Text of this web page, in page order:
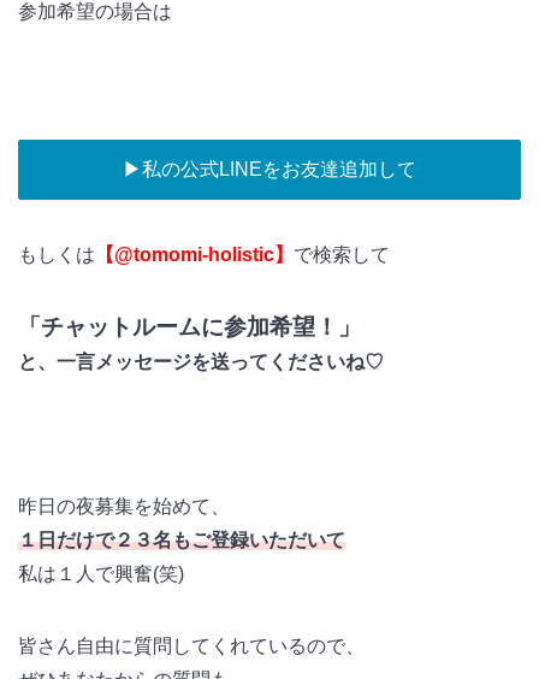
参加希望の場合は
▶︎私の公式LINEをお友達追加して
もしくは 【@tomomi-holistic】 で検索して
「チャットルームに参加希望！」
と、一言メッセージを送ってくださいね♡
昨日の夜募集を始めて、
１日だけで２３名もご登録いただいて
私は１人で興奮(笑)
皆さん自由に質問してくれているので、